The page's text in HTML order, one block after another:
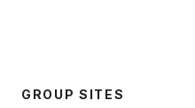
GROUP SITES